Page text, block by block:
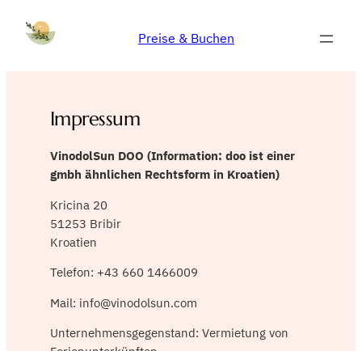
Inhalt
Preise & Buchen
Impressum
VinodolSun DOO (Information: doo ist einer
gmbh ähnlichen Rechtsform in Kroatien)
Kricina 20
51253 Bribir
Kroatien
Telefon: +43 660 1466009
Mail: info@vinodolsun.com
Unternehmensgegenstand: Vermietung von